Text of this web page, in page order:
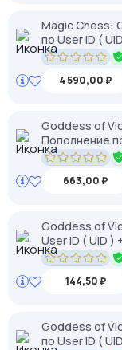
Magic Chess:
по User ID (
4 590,00 ₽
Goddess of
Пополнение
663,00 ₽
Goddess of
User ID ( UID )
144,50 ₽
Goddess of
по User ID (